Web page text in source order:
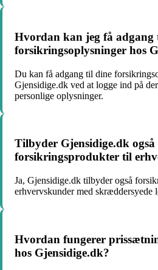
Hvordan kan jeg få adgang
forsikringsoplysninger hos
Du kan få adgang til dine
Gjensidige.dk ved at logge ind på
personlige oplysninger.
Tilbyder Gjensidige.dk også
forsikringsprodukter til
Ja, Gjensidige.dk tilbyder også
erhvervskunder med skræddersyede
Hvordan fungerer
hos Gjensidige.dk?